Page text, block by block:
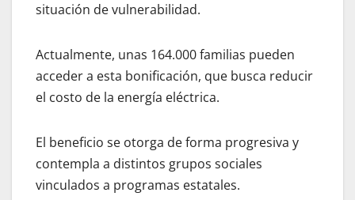
situación de vulnerabilidad.
Actualmente, unas 164.000 familias pueden
acceder a esta bonificación, que busca reducir
el costo de la energía eléctrica.
El beneficio se otorga de forma progresiva y
contempla a distintos grupos sociales
vinculados a programas estatales.